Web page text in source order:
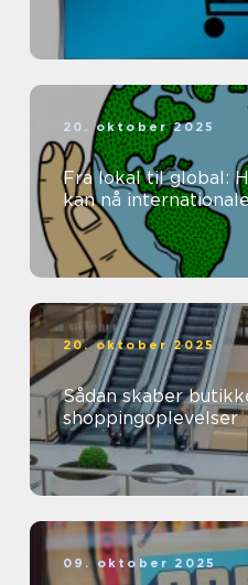
20. oktober 2025
Fra lokal til global:
kan nå
20. oktober 2025
Sådan skaber
shoppingoplevelser
09. oktober 2025